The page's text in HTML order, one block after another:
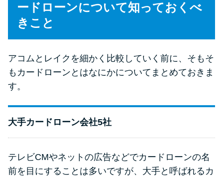
ソフト闇金とは？悪質な手口に
090金融（闇金）からお金を借り
てはいけない理由と借りた場合
安や審査に通らない理由
ブラックでもお金を借りるに
は？3つの判断基準と工面法
ードローンについて知っておくべ
きこと
アコムとレイクを細かく比較していく前に、そもそ
もカードローンとはなにかについてまとめておきま
す。
大手カードローン会社5社
テレビCMやネットの広告などでカードローンの名
前を目にすることは多いですが、大手と呼ばれるカ